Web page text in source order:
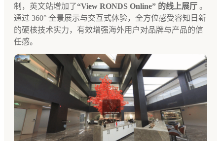
制，英文站增加了“View RONDS Online” 的线上展厅 。
通过 360° 全景展示与交互式体验，全方位感受容知日新
的硬核技术实力，有效增强海外用户对品牌与产品的信
任感。